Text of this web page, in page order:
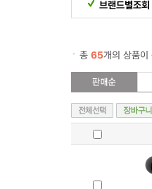
브랜드별조회
총 65개의 상품이